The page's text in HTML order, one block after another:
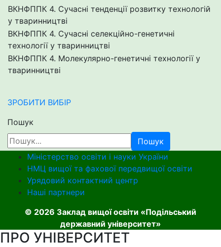
ВКНФППК 4. Сучасні тенденції розвитку технологій
у тваринництві
ВКНФППК 4. Сучасні селекційно-генетичні
технології у тваринництві
ВКНФППК 4. Молекулярно-генетичні технології у
тваринництві
ЗРОБИТИ ВИБІР
Пошук
Пошук
Міністерство освіти і науки України
НМЦ вищої та фахової передвищої освіти
Урядовий контактний центр
Наші партнери
© 2026 Заклад вищої освіти «Подільський
державний університет»
ПРО УНІВЕРСИТЕТ